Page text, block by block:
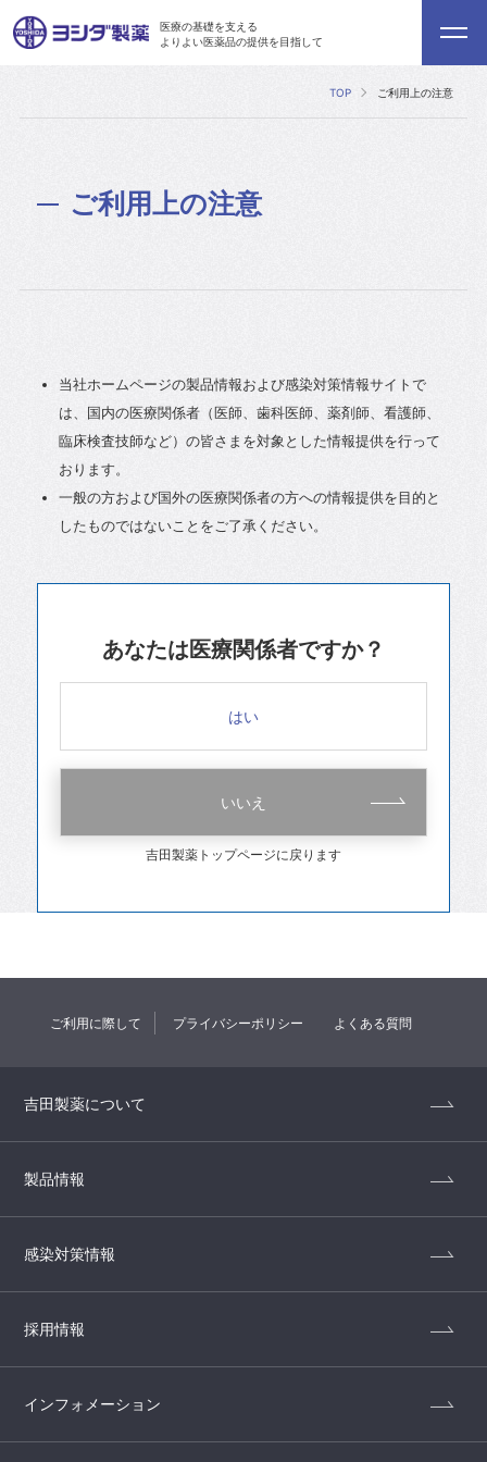
医療の基礎を支える
よりよい医薬品の提供を目指して
TOP ご利用上の注意
ご利用上の注意
当社ホームページの製品情報および感染対策情報サイトで
は、国内の医療関係者（医師、歯科医師、薬剤師、看護師、
臨床検査技師など）の皆さまを対象とした情報提供を行って
おります。
一般の方および国外の医療関係者の方への情報提供を目的と
したものではないことをご了承ください。
あなたは医療関係者ですか？
はい
いいえ
吉田製薬トップページに戻ります
ご利用に際して プライバシーポリシー よくある質問
吉田製薬について
製品情報
感染対策情報
採用情報
インフォメーション